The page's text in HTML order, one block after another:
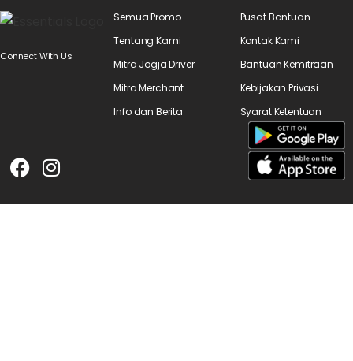
Connect With Us
Semua Promo
Tentang Kami
Mitra Jogja Driver
Mitra Merchant
Info dan Berita
Pusat Bantuan
Kontak Kami
Bantuan Kemitraan
Kebijakan Privasi
Syarat Ketentuan